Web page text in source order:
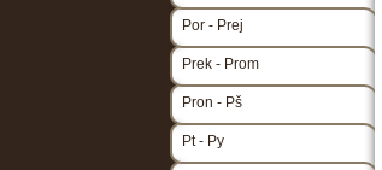
Por - Prej
Prek - Prom
Pron - Pš
Pt - Py